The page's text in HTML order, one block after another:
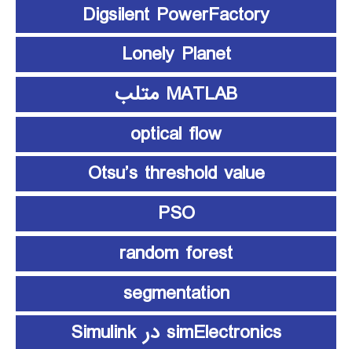
Digsilent PowerFactory
Lonely Planet
MATLAB متلب
optical flow
Otsu’s threshold value
PSO
random forest
segmentation
simElectronics در Simulink